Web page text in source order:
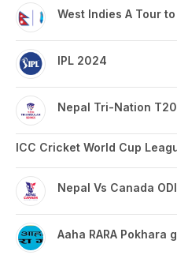
West Indies A Tour
IPL 2024
Nepal Tri-Nation
ICC Cricket World Cup
Nepal Vs Canada
Aaha RARA Pokhara